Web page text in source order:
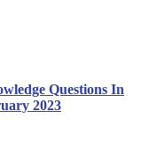
Questions In
2023